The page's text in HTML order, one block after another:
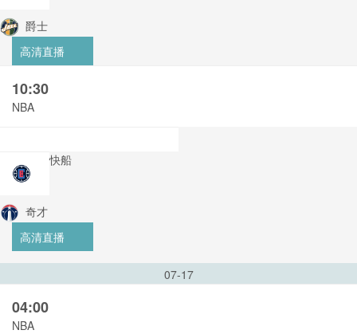
爵士
高清直播
10:30
NBA
快船
奇才
高清直播
07-17
04:00
NBA